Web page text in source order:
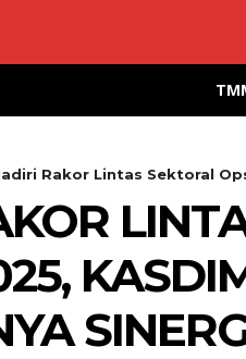
Rakor Lintas Sektoral